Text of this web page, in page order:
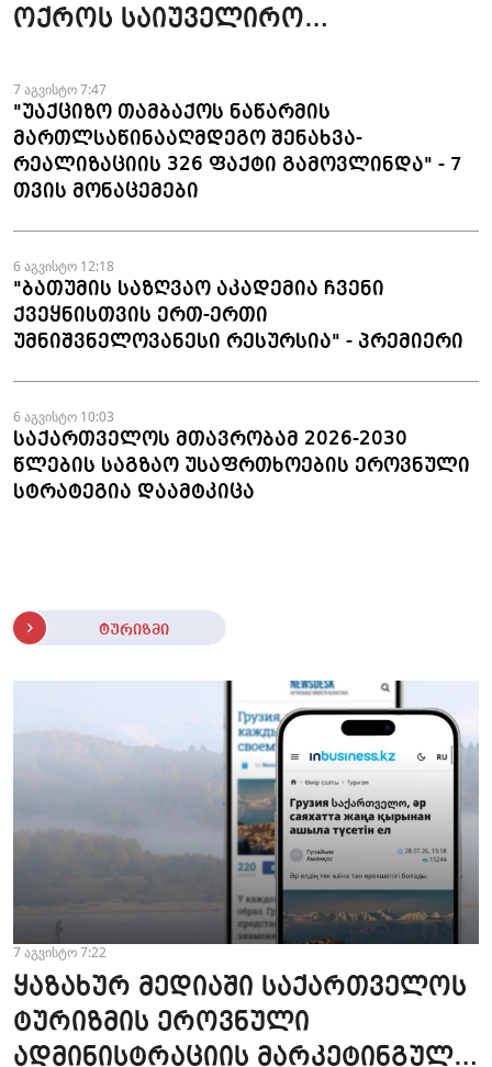
ოქროს საიუველირო
ფაქტები აღკვეთეს
7 აგვისტო 7:47
"უაქციზო თამბაქოს ნაწარმის
მართლსაწინააღმდეგო შენახვა-
რეალიზაციის 326 ფაქტი გამოვლინდა" - 7
თვის მონაცემები
6 აგვისტო 12:18
"ბათუმის საზღვაო აკადემია ჩვენი
ქვეყნისთვის ერთ-ერთი
უმნიშვნელოვანესი რესურსია" - პრემიერი
6 აგვისტო 10:03
საქართველოს მთავრობამ 2026-2030
წლების საგზაო უსაფრთხოების ეროვნული
სტრატეგია დაამტკიცა
ტურიზმი
7 აგვისტო 7:22
ყაზახურ მედიაში საქართველოს
ტურიზმის ეროვნული
ადმინისტრაციის მარკეტინგული